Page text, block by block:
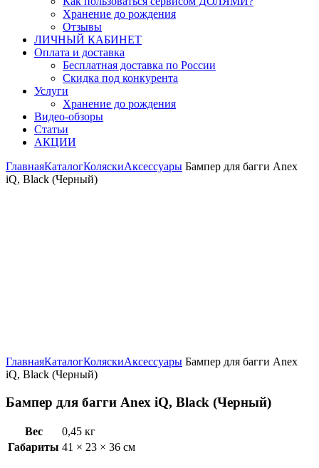
Хранение до рождения
Отзывы
ЛИЧНЫЙ КАБИНЕТ
Оплата и доставка
Бесплатная доставка по России
Скидка под конкурента
Услуги
Хранение до рождения
Видео-обзоры
Статьи
АКЦИИ
ГлавнаяКаталогКоляскиАксессуары Бампер для багги Anex
iQ, Black (Черный)
ГлавнаяКаталогКоляскиАксессуары Бампер для багги Anex
iQ, Black (Черный)
Бампер для багги Anex iQ, Black (Черный)
Вес
0,45 кг
Габариты 41 × 23 × 36 см